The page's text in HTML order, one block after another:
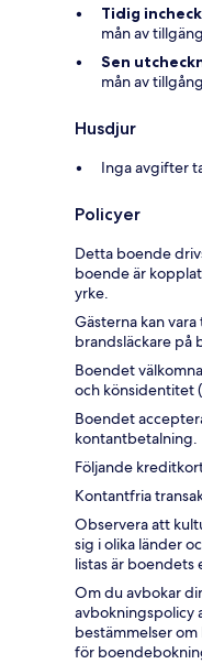
Tidig
mån av
Sen
mån av
Husdjur
Inga avgifter
Policyer
Detta boende
boende är
yrke.
Gästerna kan
brandsläckare på
Boendet
och könsidentitet
Boendet
kontantbetalning.
Följande
Kontantfria
Observera att
sig i olika länder
listas är boendets
Om du avbokar
avbokningspolicy
bestämmelser
för